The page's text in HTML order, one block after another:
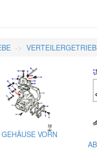
GEHÄUSE VORN